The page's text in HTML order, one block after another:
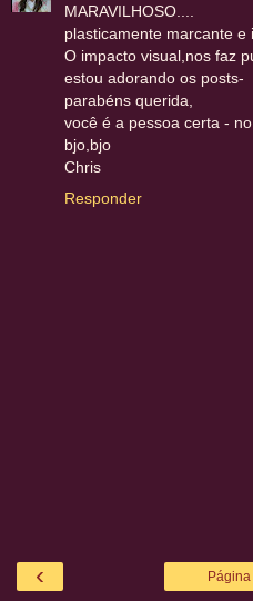
MARAVILHOSO....
plasticamente marcante e
O impacto visual,nos faz
estou adorando os posts-
parabéns querida,
você é a pessoa certa -
bjo,bjo
Chris
Responder
‹